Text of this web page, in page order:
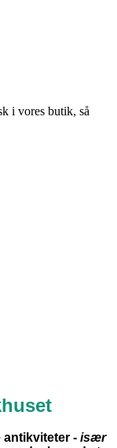
i vores butik, så
- især